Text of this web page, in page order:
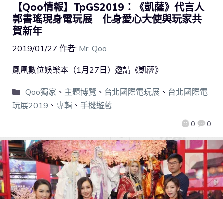
【Qoo情報】TpGS2019：《凱薩》代言人
郭書瑤現身電玩展 化身愛心大使與玩家共
賀新年
2019/01/27 作者: Mr. Qoo
0 0
鳳凰數位娛樂本（1月27日）邀請《凱薩》
Qoo獨家 、 主題博覽 、 台北國際電玩展、 台北國際電
玩展2019 、 專輯 、 手機遊戲